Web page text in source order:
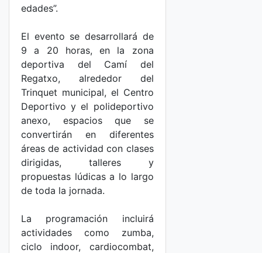
edades”.
El evento se desarrollará de
9 a 20 horas, en la zona
deportiva del Camí del
Regatxo, alrededor del
Trinquet municipal, el Centro
Deportivo y el polideportivo
anexo, espacios que se
convertirán en diferentes
áreas de actividad con clases
dirigidas, talleres y
propuestas lúdicas a lo largo
de toda la jornada.
La programación incluirá
actividades como zumba,
ciclo indoor, cardiocombat,